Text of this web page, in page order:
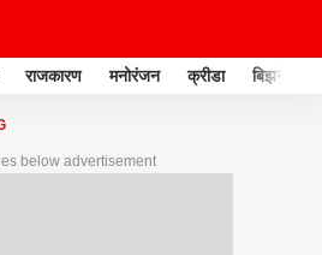
राजकारण मनोरंजन क्रीडा बिझनेस
below advertisement